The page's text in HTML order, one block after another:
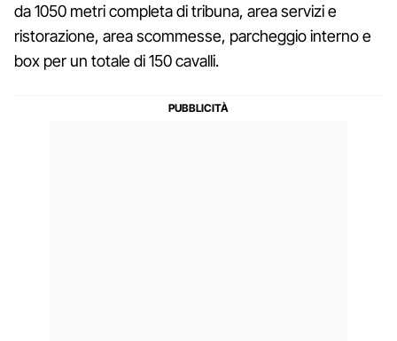
da 1050 metri completa di tribuna, area servizi e
ristorazione, area scommesse, parcheggio interno e
box per un totale di 150 cavalli.